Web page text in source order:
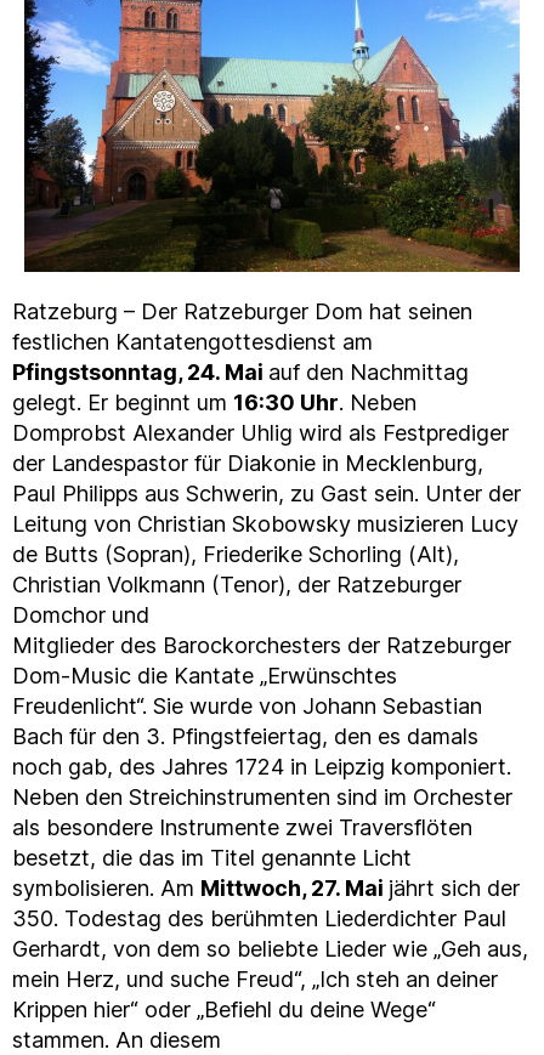
Ratzeburg – Der Ratzeburger Dom hat seinen
festlichen Kantatengottesdienst am
Pfingstsonntag, 24. Mai auf den Nachmittag
gelegt. Er beginnt um 16:30 Uhr. Neben
Domprobst Alexander Uhlig wird als Festprediger
der Landespastor für Diakonie in Mecklenburg,
Paul Philipps aus Schwerin, zu Gast sein. Unter der
Leitung von Christian Skobowsky musizieren Lucy
de Butts (Sopran), Friederike Schorling (Alt),
Christian Volkmann (Tenor), der Ratzeburger
Domchor und
Mitglieder des Barockorchesters der Ratzeburger
Dom-Music die Kantate „Erwünschtes
Freudenlicht“. Sie wurde von Johann Sebastian
Bach für den 3. Pfingstfeiertag, den es damals
noch gab, des Jahres 1724 in Leipzig komponiert.
Neben den Streichinstrumenten sind im Orchester
als besondere Instrumente zwei Traversflöten
besetzt, die das im Titel genannte Licht
symbolisieren. Am Mittwoch, 27. Mai jährt sich der
350. Todestag des berühmten Liederdichter Paul
Gerhardt, von dem so beliebte Lieder wie „Geh aus,
mein Herz, und suche Freud“, „Ich steh an deiner
Krippen hier“ oder „Befiehl du deine Wege“
stammen. An diesem